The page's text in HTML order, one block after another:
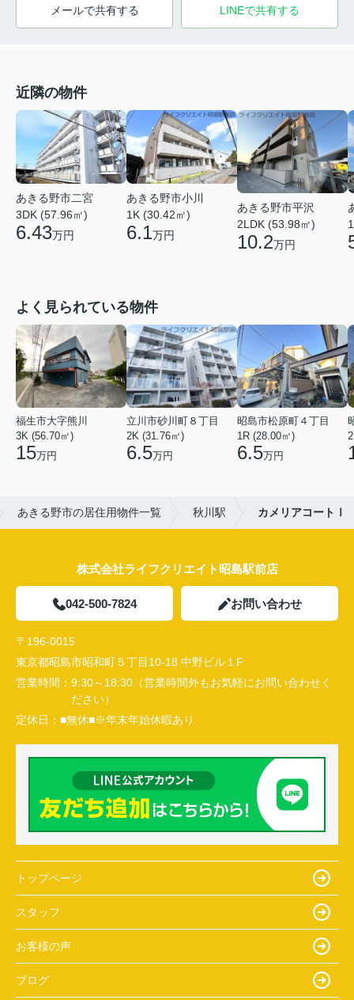
メールで共有する LINEで共有する
近隣の物件
あきる野市二宮
3DK (57.96㎡)
6.43万円
あきる野市小川
1K (30.42㎡)
6.1万円
あきる野市平沢
2LDK (53.98㎡)
10.2万円
よく見られている物件
福生市大字熊川
3K (56.70㎡)
15万円
立川市砂川町８丁目
2K (31.76㎡)
6.5万円
昭島市松原町４丁目
1R (28.00㎡)
6.5万円
あきる野市の居住用物件一覧 秋川駅 カメリアコートⅠ
株式会社ライフクリエイト昭島駅前店
042-500-7824 お問い合わせ
〒196-0015
東京都昭島市昭和町５丁目10-18 中野ビル１F
営業時間： 9:30～18:30（営業時間外もお気軽にお問い合わせく
ださい）
定休日： ■無休■※年末年始休暇あり
トップページ
スタッフ
お客様の声
ブログ